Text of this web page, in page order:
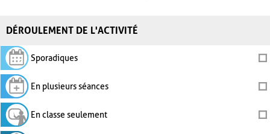
DÉROULEMENT DE L'ACTIVITÉ
Sporadiques
En plusieurs séances
En classe seulement